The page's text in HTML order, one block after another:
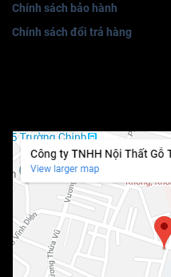
Chính sách bảo hành
Chính sách đổi trả hàng